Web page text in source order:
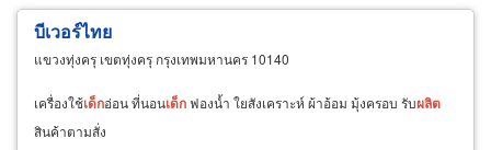
บีเวอร์ไทย
แขวงทุ่งครุ เขตทุ่งครุ กรุงเทพมหานคร 10140
เครื่องใช้เด็กอ่อน ที่นอนเด็กฟองน้ำ ใยสังเคราะห์ ผ้าอ้อม มุ้งครอบ รับผลิต
สินค้าตามสั่ง